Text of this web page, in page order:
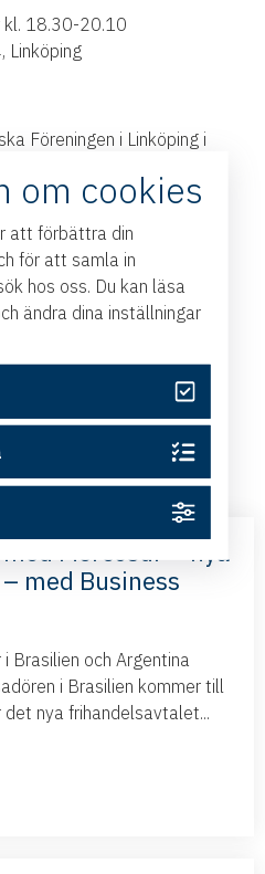
kl. 18.30-20.10
Linköping
Föreningen i Linköping i
Sveriges Ingenjörer
nyheter
våra medlemmar
Mercosur – nya
med Business
Brasilien och Argentina
i Brasilien kommer till
nya frihandelsavtalet...
om cookies
att förbättra din
för att samla in
hos oss. Du kan läsa
ändra dina inställningar